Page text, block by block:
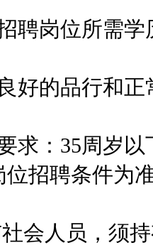
岗位所需学
的品行和正
：35周岁以
招聘条件为
人员，须持